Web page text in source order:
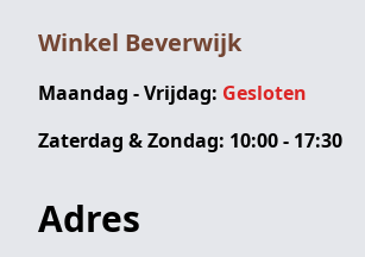
Winkel Beverwijk
Maandag - Vrijdag: Gesloten
Zaterdag & Zondag: 10:00 - 17:30
Adres